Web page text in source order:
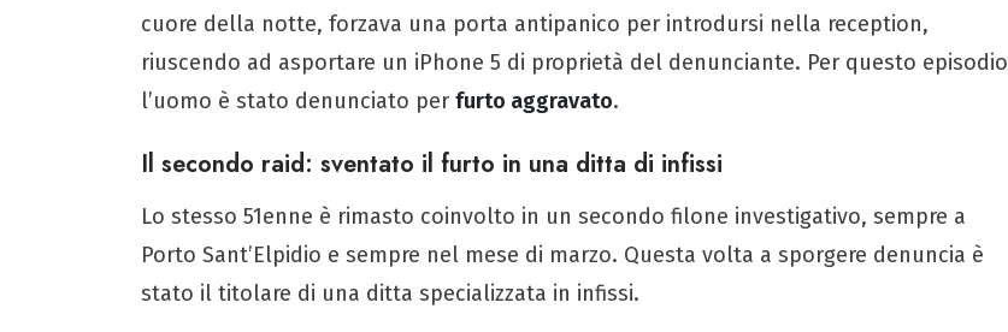
cuore della notte, forzava una porta antipanico per introdursi nella reception,
riuscendo ad asportare un iPhone 5 di proprietà del denunciante. Per questo episodio
l’uomo è stato denunciato per furto aggravato.
Il secondo raid: sventato il furto in una ditta di infissi
Lo stesso 51enne è rimasto coinvolto in un secondo filone investigativo, sempre a
Porto Sant’Elpidio e sempre nel mese di marzo. Questa volta a sporgere denuncia è
stato il titolare di una ditta specializzata in infissi.